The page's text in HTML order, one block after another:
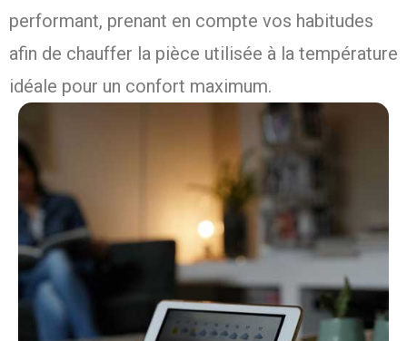
performant, prenant en compte vos habitudes
afin de chauffer la pièce utilisée à la température
idéale pour un confort maximum.